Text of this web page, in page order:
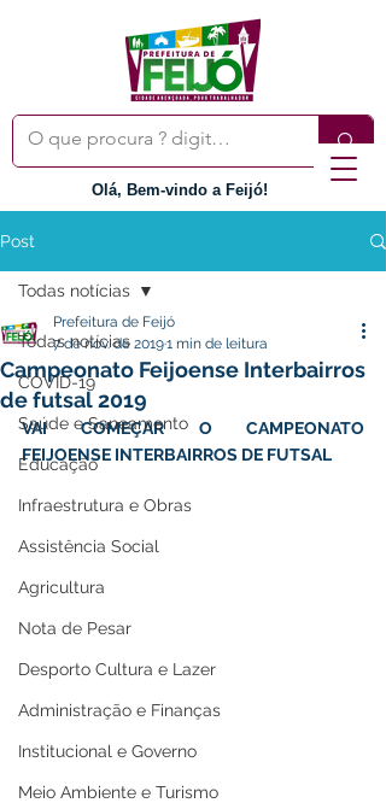
Olá, Bem-vindo a Feijó!
Post
Todas notícias
COVID-19
Saúde e Saneamento
Educação
Infraestrutura e Obras
Assistência Social
Agricultura
Nota de Pesar
Desporto Cultura e Lazer
Administração e Finanças
Institucional e Governo
Meio Ambiente e Turismo
Todas notícias
Campeonato Feijoense Interbairros
de futsal 2019
Prefeitura de Feijó
7 de nov. de 20191 min de leitura
VAI COMEÇAR O CAMPEONATO
FEIJOENSE INTERBAIRROS DE FUTSAL